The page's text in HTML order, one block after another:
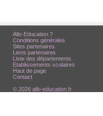
Allo-Education ?
Conditions générales
Sites partenaires
Liens partenaires
Liste des départements
Etablissements scolaires
Haut de page
Contact
© 2026 allo-education.fr